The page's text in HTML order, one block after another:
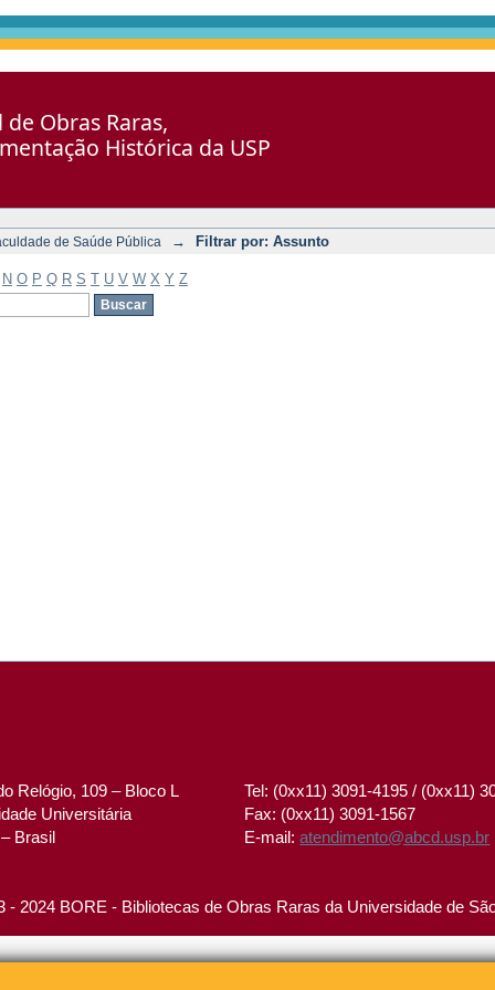
Obras Raras,
Histórica da USP
de Saúde Pública → Filtrar por: Assunto
N O P Q R S T U V W X Y Z
Relógio, 109 – Bloco L
Universitária
Brasil
Tel: (0xx11) 3091-4195 / (0xx11)
Fax: (0xx11) 3091-1567
E-mail:atendimento@abcd.usp.br
- 2024 BORE - Bibliotecas de Obras Raras da Universidade de